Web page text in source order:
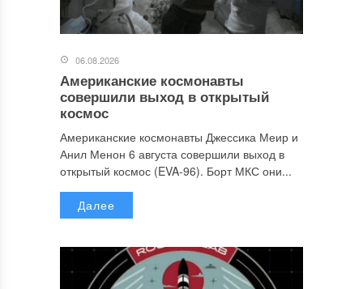
06.08.2026
Американские космонавты
совершили выход в открытый
космос
Американские космонавты Джессика Меир и
Анил Менон 6 августа совершили выход в
открытый космос (EVA-96). Борт МКС они...
Далее